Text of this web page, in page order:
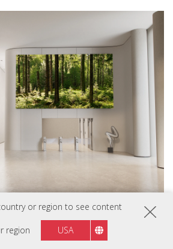
or region to see content
region USA